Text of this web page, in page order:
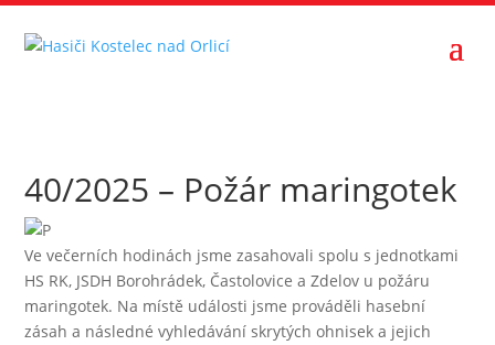
40/2025 – Požár maringotek
Ve večerních hodinách jsme zasahovali spolu s jednotkami
HS RK, JSDH Borohrádek, Častolovice a Zdelov u požáru
maringotek. Na místě události jsme prováděli hasební
zásah a následné vyhledávání skrytých ohnisek a jejich